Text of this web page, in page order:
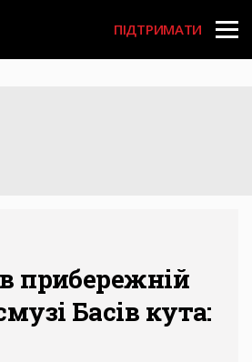
User
account
ПІДТРИМАТИ
прибережній
Басів кута: